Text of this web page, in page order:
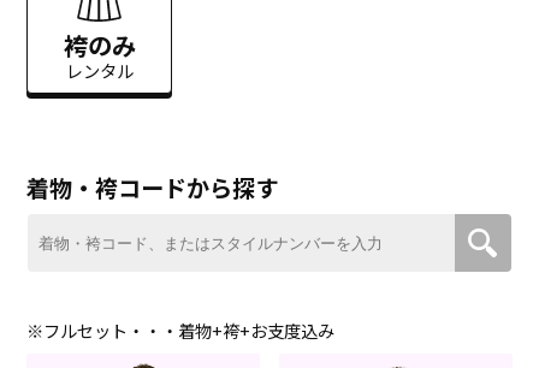
袴のみ
レンタル
着物・袴コードから探す
※フルセット・・・着物+袴+お支度込み